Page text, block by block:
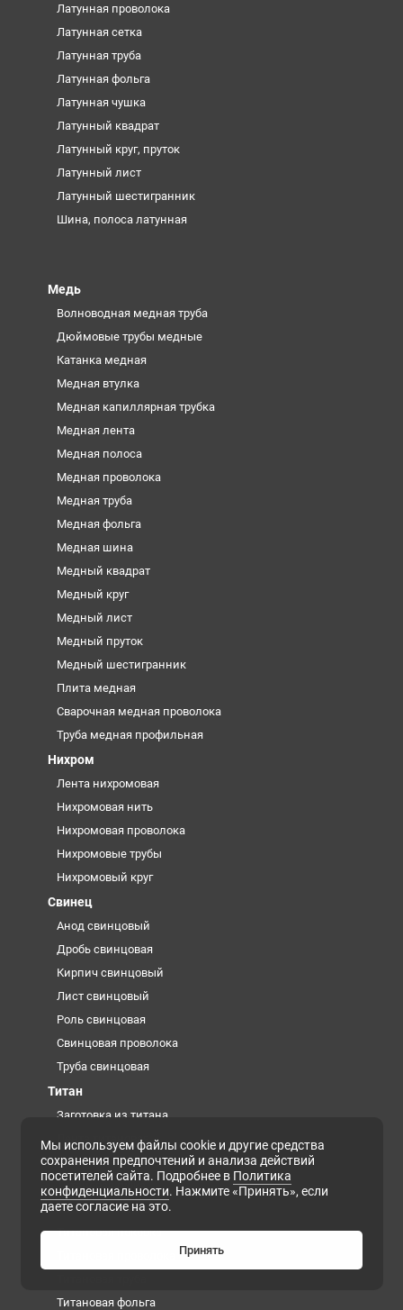
Латунная проволока
Латунная сетка
Латунная труба
Латунная фольга
Латунная чушка
Латунный квадрат
Латунный круг, пруток
Латунный лист
Латунный шестигранник
Шина, полоса латунная
Медь
Волноводная медная труба
Дюймовые трубы медные
Катанка медная
Медная втулка
Медная капиллярная трубка
Медная лента
Медная полоса
Медная проволока
Медная труба
Медная фольга
Медная шина
Медный квадрат
Медный круг
Медный лист
Медный пруток
Медный шестигранник
Плита медная
Сварочная медная проволока
Труба медная профильная
Нихром
Лента нихромовая
Нихромовая нить
Нихромовая проволока
Нихромовые трубы
Нихромовый круг
Свинец
Анод свинцовый
Дробь свинцовая
Кирпич свинцовый
Лист свинцовый
Роль свинцовая
Свинцовая проволока
Труба свинцовая
Титан
Заготовка из титана
Лента титановая
Проволока титановая сварочная
Титановая губка
Титановая плита
Титановая поковка
Титановая фольга
Мы используем файлы cookie и другие средства
сохранения предпочтений и анализа действий
посетителей сайта. Подробнее в Политика
конфиденциальности. Нажмите «Принять», если
даете согласие на это.
Принять